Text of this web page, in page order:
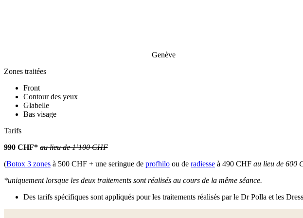
Genève
Zones traitées
Front
Contour des yeux
Glabelle
Bas visage
Tarifs
990 CHF* au lieu de 1’100 CHF
(Botox 3 zones à 500 CHF + une seringue de profhilo ou de radiesse à 490 CHF au lieu de 600
*uniquement lorsque les deux traitements sont réalisés au cours de la même séance.
Des tarifs spécifiques sont appliqués pour les traitements réalisés par le Dr Polla et les